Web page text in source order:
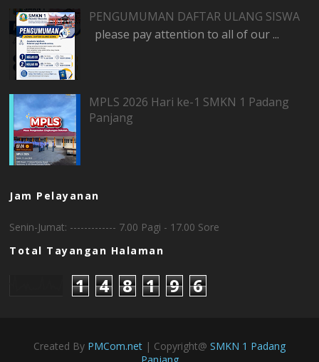
PENGUMUMAN DAFTAR ULANG SISWA
please pay attention to all of our ...
MPLS 2026 Hari ke-1 SMKN 1 Padang
Panjang
Jam Pelayanan
Senin-Jumat: ------------- 7.00 Pagi - 17.00 Sore
Total Tayangan Halaman
1 4 8 1 9 6
Created By PMCom.net | Copyright@ SMKN 1 Padang
Panjang